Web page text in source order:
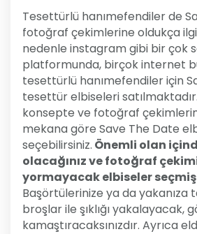
Tesettürlü hanımefendiler de
fotoğraf çekimlerine oldukça
nedenle instagram gibi bir çok
platformunda, birçok internet
tesettürlü hanımefendiler için
tesettür elbiseleri
konsepte ve fotoğraf
mekana göre Save The Date
seçebilirsiniz. Önemli olan
olacağınız ve fotoğraf
yormayacak elbiseler seçmiş
Başörtülerinize ya da yakanıza
broşlar ile şıklığı yakalayacak,
kamaştıracaksınızdır. Ayrıca